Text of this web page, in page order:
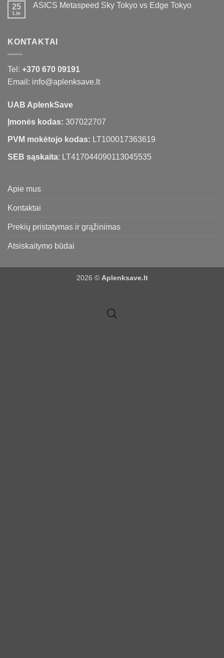
25
Lie
ASICS Metaspeed Sky Tokyo vs Edge Tokyo
KONTAKTAI
Tel: +370 670 09191
Email: info@aplenksave.lt
UAB AplenkSave
Įmonės kodas: 307022707
PVM mokėtojo kodas: LT100017363619
SEB sąskaita: LT417044090113045535
Apie mus
Kontaktai
Prekių pristatymas ir grąžinimas
Atsiskaitymo būdai
2026 © Aplenksave.lt